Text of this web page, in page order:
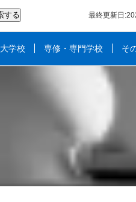
最終更新日
大学校 専修・専門学校 そ